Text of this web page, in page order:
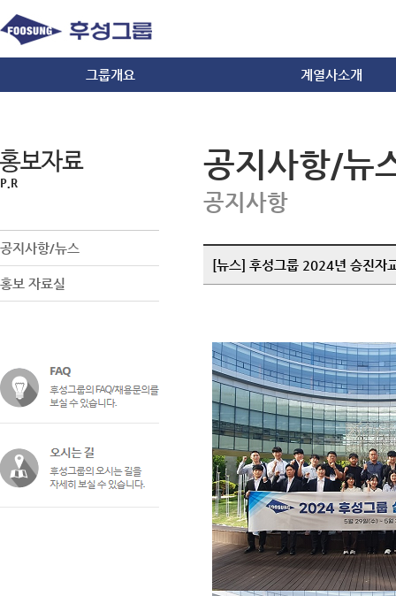
그룹개요 계열사소개
방산/자동차/IT
무역
공지사항/뉴스
홍보 자료실
공지사항/뉴
공지사항
[뉴스] 후성그룹 2024년 승진자